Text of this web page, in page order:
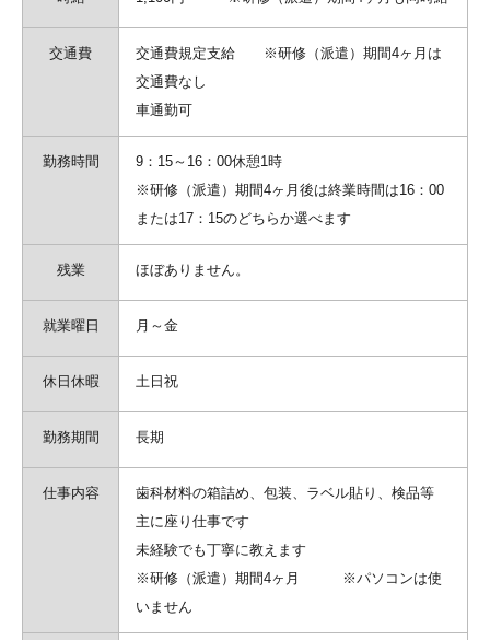
交通費
交通費規定支給 ※研修（派遣）期間4ヶ月は
交通費なし
車通勤可
勤務時間
9：15～16：00休憩1時
※研修（派遣）期間4ヶ月後は終業時間は16：00
または17：15のどちらか選べます
残業 ほぼありません。
就業曜日 月～金
休日休暇 土日祝
勤務期間 長期
仕事内容
歯科材料の箱詰め、包装、ラベル貼り、検品等
主に座り仕事です
未経験でも丁寧に教えます
※研修（派遣）期間4ヶ月 ※パソコンは使
いません